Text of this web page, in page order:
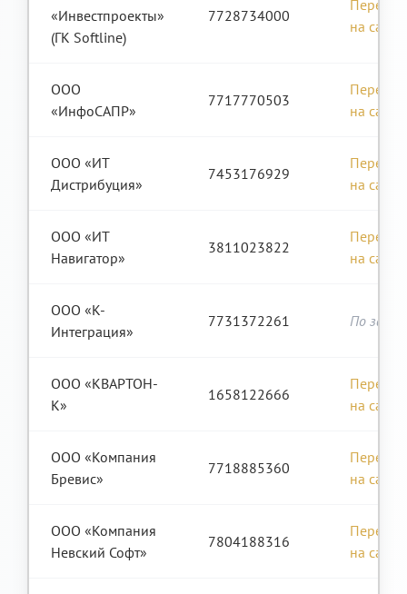
«Инвестпроекты»
(ГК Softline)
7728734000
Перейти
на сайт
ООО
«ИнфоСАПР»
7717770503
Перейти
на сайт
ООО «ИТ
Дистрибуция»
7453176929
Перейти
на сайт
ООО «ИТ
Навигатор»
3811023822
Перейти
на сайт
ООО «К-
Интеграция»
7731372261 По
ООО «КВАРТОН-
К»
1658122666
Перейти
на сайт
ООО «Компания
Бревис»
7718885360
Перейти
на сайт
ООО «Компания
Невский Софт»
7804188316
Перейти
на сайт